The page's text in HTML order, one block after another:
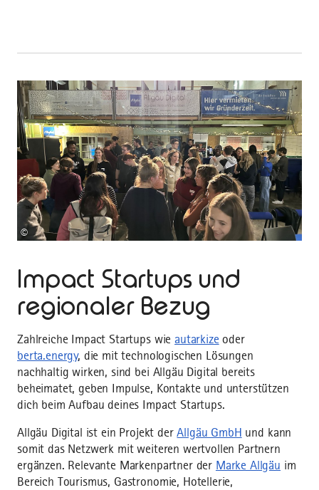
©
Impact Startups und
regionaler Bezug
Zahlreiche Impact Startups wieautarkize oder
berta.energy, die mit technologischen Lösungen
nachhaltig wirken, sind bei Allgäu Digital bereits
beheimatet, geben Impulse, Kontakte und unterstützen
dich beim Aufbau deines Impact Startups.
Allgäu Digital ist ein Projekt derAllgäu GmbH und kann
somit das Netzwerk mit weiteren wertvollen Partnern
ergänzen. Relevante Markenpartner der Marke Allgäu im
Bereich Tourismus, Gastronomie, Hotellerie,